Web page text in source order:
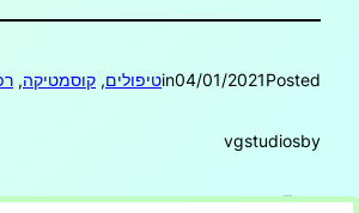
Posted
04/01/2021
inטיפולים, קוסמטיקה,
by
vgstudios
Tags: